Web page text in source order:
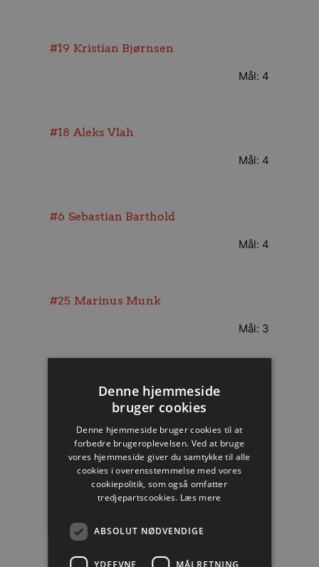
#19 Kristian Bjørnsen
Mål: 4
#18 Aleks Vlah
Mål: 4
#6 Sebastian Barthold
Mål: 4
#25 Marinus Munk
Mål: 3
René Antonsen
Buster Juul
Henrik Møllgaard
Denne hjemmeside
bruger cookies
Denne hjemmeside bruger cookies til at
forbedre brugeroplevelsen. Ved at bruge
vores hjemmeside giver du samtykke til alle
cookies i overensstemmelse med vores
cookiepolitik, som også omfatter
tredjepartscookies. Læs mere
ABSOLUT NØDVENDIGE
YDEEVNE MÅLRETNING